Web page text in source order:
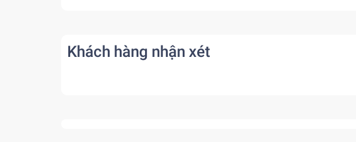
Khách hàng nhận xét